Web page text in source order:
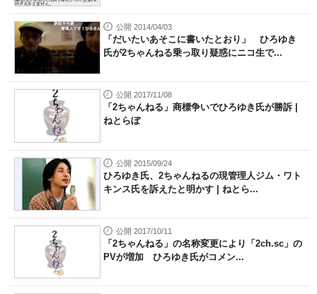
公開 2014/04/03
「だいたいあそこに書いたとおり」 ひろゆき
氏が2ちゃんねる乗っ取り疑惑にニコ生で...
公開 2017/11/08
「2ちゃんねる」商標争いでひろゆき氏が勝訴 |
ねとらぼ
公開 2015/09/24
ひろゆき氏、2ちゃんねるの現管理人ジム・ワト
キンス氏を訴えたと明かす | ねとら...
公開 2017/10/11
「2ちゃんねる」の名称変更により「2ch.sc」の
PVが増加 ひろゆき氏がコメン...